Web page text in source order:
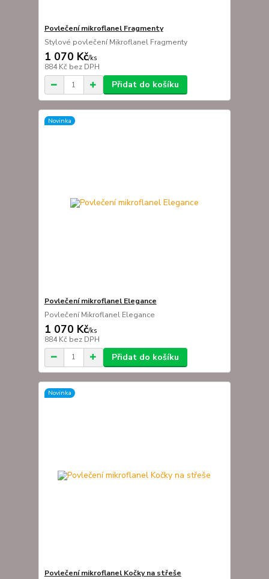
Povlečení mikroflanel Fragmenty
Stylové povlečení Mikroflanel Fragmenty
1 070 Kč/ks
884 Kč bez DPH
Přidat do košíku
Novinka
Povlečení mikroflanel Elegance
Povlečení Mikroflanel Elegance
1 070 Kč/ks
884 Kč bez DPH
Přidat do košíku
Novinka
Povlečení mikroflanel Kočky na střeše